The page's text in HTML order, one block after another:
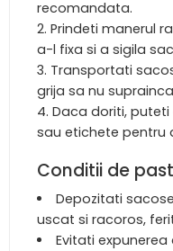
recomandata.
Prindeti manerul
a-l fixa si a sigila
Transportati
grija sa nu
Daca doriti,
sau etichete pentru
Conditii de
Depozitati
uscat si racoros,
Evitati